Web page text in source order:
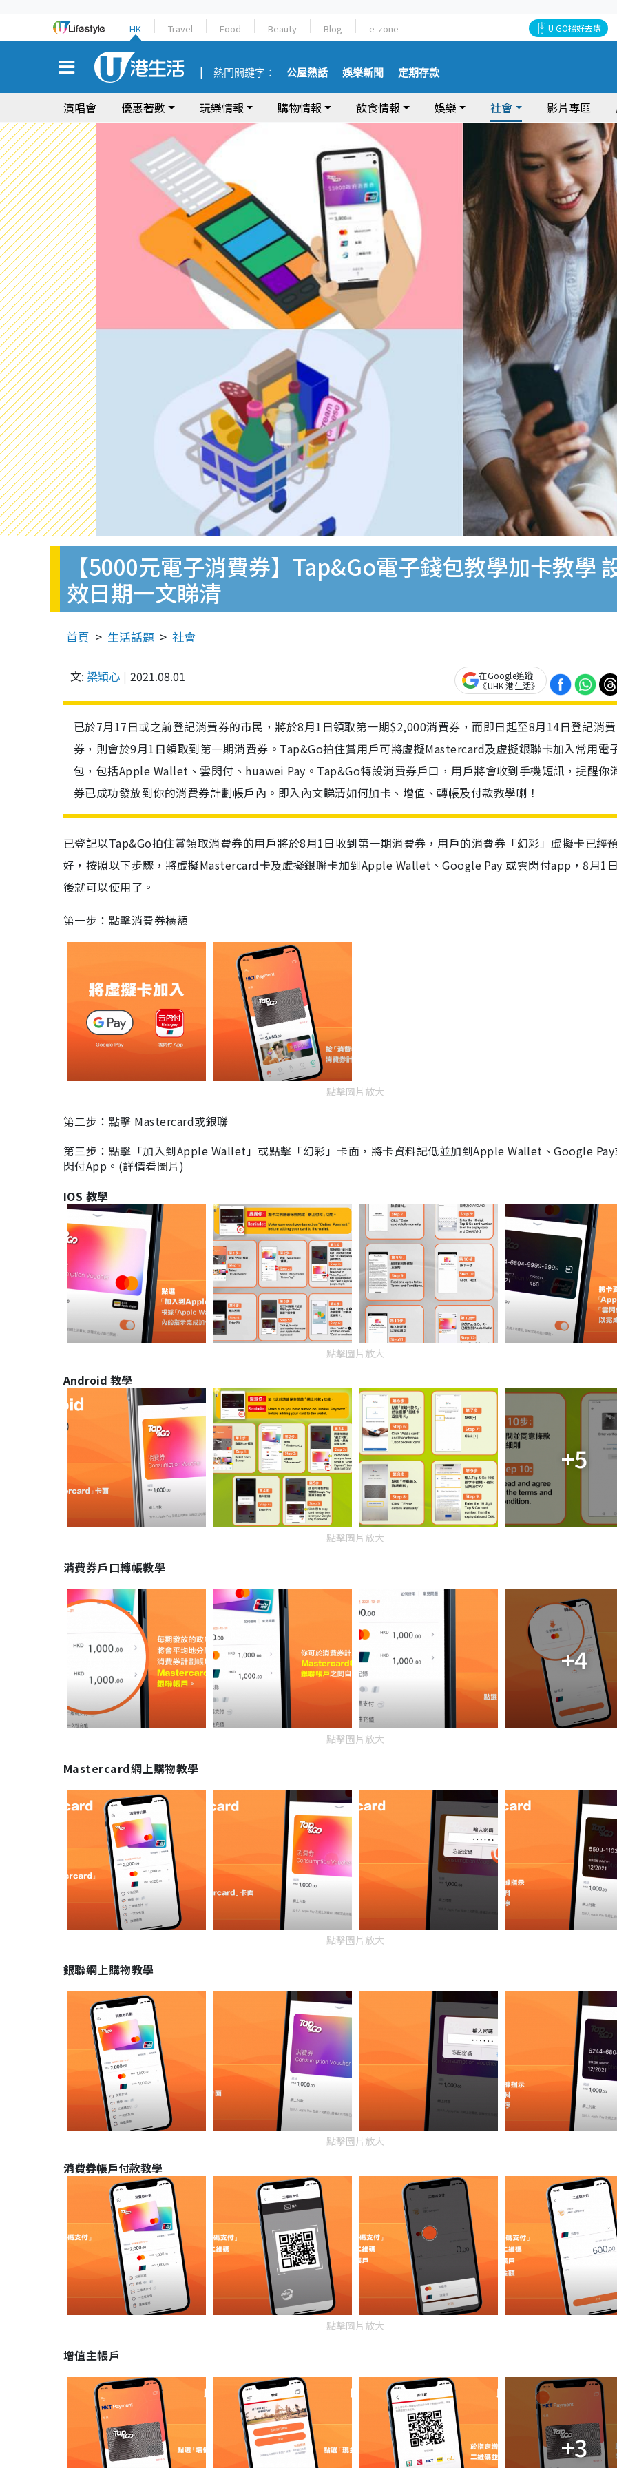
HK Travel Food Beauty Blog e-zone U GO搵好去處
熱門關鍵字： 公屋熱話 娛樂新聞 定期存款
演唱會 優惠著數 玩樂情報 購物情報 飲食情報 娛樂 社會 影片專區
【5000元電子消費券】Tap&Go電子錢包教學加卡教學
效日期一文睇清
首頁 生活話題 社會
文: 梁穎心 2021.08.01
在Google追蹤
《UHK 港生活》
已於7月17日或之前登記消費券的市民，將於8月1日領取第一期$2,000消費券，而即日起至8月14日登記消費
券，則會於9月1日領取到第一期消費券。Tap&Go拍住賞用戶可將虛擬Mastercard及虛擬銀聯卡加入常用電
包，包括Apple Wallet、雲閃付、huawei Pay。Tap&Go特設消費券戶口，用戶將會收到手機短訊，提醒你
券已成功發放到你的消費券計劃帳戶內。即入內文睇清如何加卡、增值、轉帳及付款教學喇！
已登記以Tap&Go拍住賞領取消費券的用戶將於8月1日收到第一期消費券，用戶的消費券「幻彩」虛擬卡已經
好，按照以下步驟，將虛擬Mastercard卡及虛擬銀聯卡加到Apple Wallet、Google Pay 或雲閃付app，8月1
後就可以使用了。
第一步：點擊消費券橫額
點擊圖片放大
第二步：點擊 Mastercard或銀聯
第三步：點擊「加入到Apple Wallet」或點擊「幻彩」卡面，將卡資料記低並加到Apple Wallet 、Google
閃付App。(詳情看圖片)
IOS 教學
點擊圖片放大
Android 教學
+5
點擊圖片放大
消費券戶口轉帳教學
+4
點擊圖片放大
Mastercard網上購物教學
點擊圖片放大
銀聯網上購物教學
點擊圖片放大
消費券帳戶付款教學
點擊圖片放大
增值主帳戶
+3